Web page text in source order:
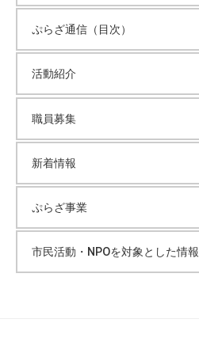
ぷらざ通信（目次）
活動紹介
職員募集
新着情報
ぷらざ事業
市民活動・NPOを対象とした情報